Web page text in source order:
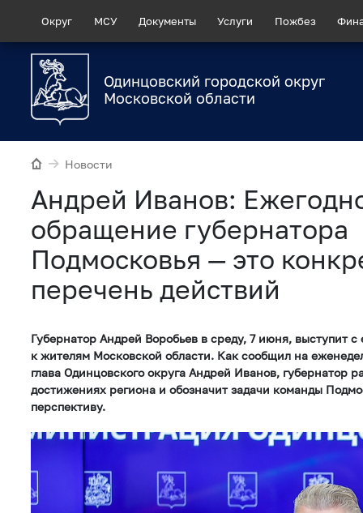
Округ МСУ Документы Услуги Пожбез
Одинцовский городской округ
Московской области
Новости
Андрей Иванов:
обращение губернатора
Подмосковья — это
перечень действий
Губернатор Андрей Воробьев в среду, 7 июня, выступит
к жителям Московской области. Как сообщил на
глава Одинцовского округа Андрей Иванов, губернатор
достижениях региона и обозначит задачи команды
перспективу.